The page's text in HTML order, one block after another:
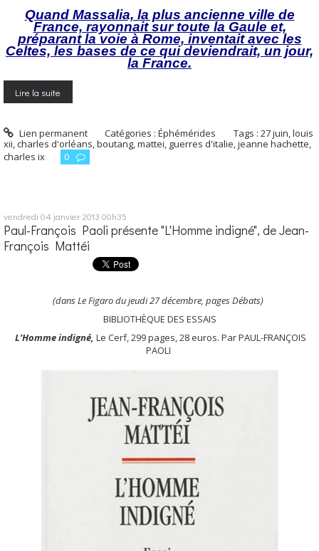
Quand Massalia, la plus ancienne ville de
France, rayonnait sur toute la Gaule et,
préparant la voie à Rome, inventait avec les
Celtes, les bases de ce qui deviendrait, un jour,
la France.
Lire la suite
Lien permanent Catégories :Éphémérides Tags :27 juin,louis
xii,charles d'orléans,boutang,mattei, guerres d'italie,jeanne hachette,
charles ix
0
vendredi 04 janvier 2013 00h35
Paul-François Paoli présente "L'Homme indigné", de Jean-
François Mattéi
(dans Le Figaro du jeudi 27 décembre, pages Débats)
BIBLIOTHÈQUE DES ESSAIS
L’Homme indigné, Le Cerf, 299 pages, 28 euros. Par PAUL-FRANÇOIS
PAOLI